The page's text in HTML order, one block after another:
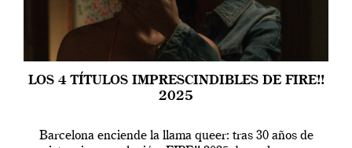
LOS 4 TÍTULOS IMPRESCINDIBLES DE FIRE!!
2025
Barcelona enciende la llama queer: tras 30 años de